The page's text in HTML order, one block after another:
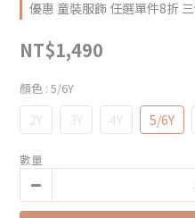
優惠 童裝服飾 任選單件8折
NT$1,490
顏色 : 5/6Y
2Y 3Y 4Y 5/6Y
數量